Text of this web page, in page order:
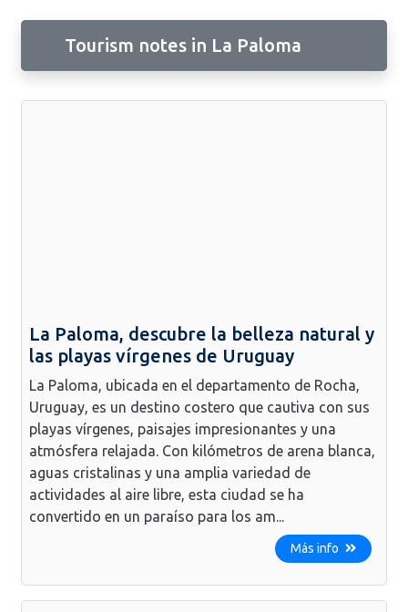
Tourism notes in La Paloma
La Paloma, descubre la belleza natural y
las playas vírgenes de Uruguay
La Paloma, ubicada en el departamento de Rocha,
Uruguay, es un destino costero que cautiva con sus
playas vírgenes, paisajes impresionantes y una
atmósfera relajada. Con kilómetros de arena blanca,
aguas cristalinas y una amplia variedad de
actividades al aire libre, esta ciudad se ha
convertido en un paraíso para los am...
Más info